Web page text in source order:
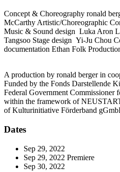
Concept & Choreography ronald
McCarthy Artistic/Choreographic
Music & Sound design Luka Aron
Tangsoo Stage design Yi-Ju Chou
documentation Ethan Folk
A production by ronald berger in
Funded by the Fonds Darstellende
Federal Government Commissioner
within the framework of
of Kulturinitiative Förderband
Dates
Sep 29, 2022
Sep 29, 2022 Premiere
Sep 30, 2022